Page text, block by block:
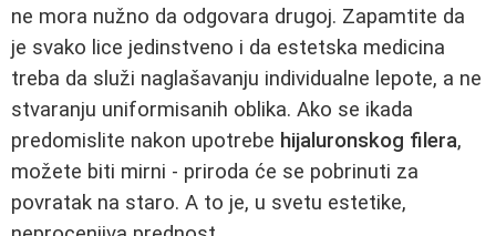
ne mora nužno da odgovara drugoj. Zapamtite da
je svako lice jedinstveno i da estetska medicina
treba da služi naglašavanju individualne lepote, a ne
stvaranju uniformisanih oblika. Ako se ikada
predomislite nakon upotrebe hijaluronskog filera,
možete biti mirni - priroda će se pobrinuti za
povratak na staro. A to je, u svetu estetike,